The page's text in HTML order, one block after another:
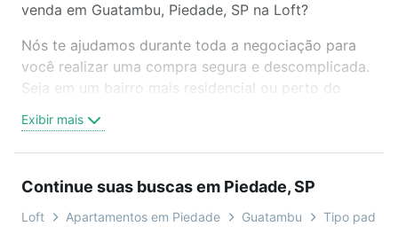
venda em Guatambu, Piedade, SP na Loft?
Nós te ajudamos durante toda a negociação para
você realizar uma compra segura e descomplicada.
Seja em um bairro mais residencial ou perto do
oferta ideal de Apartamentos com 2 quartos à
venda em Guatambu, Piedade, SP para conquistar
videochamada, é grátis, sem compromisso e você
ainda conta com mais de 46 mil corretores e
Exibir mais
Continue suas buscas em Piedade, SP
Loft Apartamentos em Piedade Guatambu Tipo